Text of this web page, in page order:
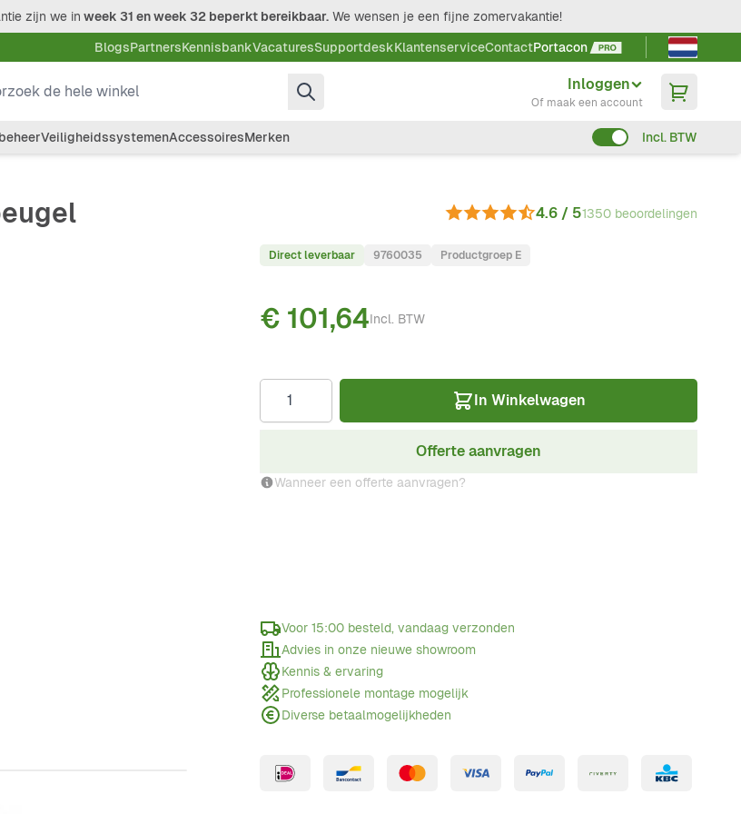
zijn we in week 31 en week 32 beperkt bereikbaar. We wensen je een fijne zomervakantie!
BlogsPartnersKennisbankVacaturesSupportdeskKlantenserviceContactPortacon
Taal kiezen
de hele winkel
Inloggen
Of maak een account
VeiligheidssystemenAccessoiresMerken Incl. BTW
4.6 / 51350 beoordelingen
Direct leverbaar 9760035 Productgroep E
Incl. BTW
€ 101,64
In Winkelwagen
Offerte aanvragen
Wanneer een offerte aanvragen?
Voor 15:00 besteld, vandaag verzonden
Advies in onze nieuwe showroom
Kennis & ervaring
Professionele montage mogelijk
Diverse betaalmogelijkheden